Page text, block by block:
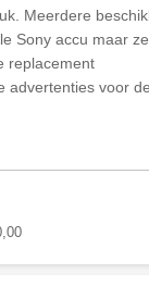
Meerdere
Sony accu maar
replacement
advertenties voor